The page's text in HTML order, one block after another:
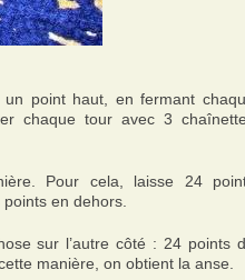
point haut, en fermant
chaque tour avec 3
Pour cela, laisse 24
en dehors.
sur l’autre côté : 24 points
manière, on obtient la anse.